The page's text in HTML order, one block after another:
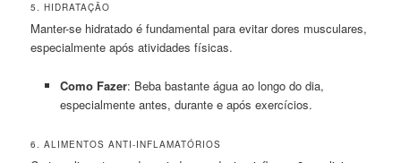
5. HIDRATAÇÃO
Manter-se hidratado é fundamental para evitar dores musculares,
especialmente após atividades físicas.
Como Fazer: Beba bastante água ao longo do dia,
especialmente antes, durante e após exercícios.
6. ALIMENTOS ANTI-INFLAMATÓRIOS